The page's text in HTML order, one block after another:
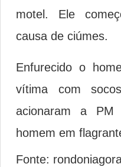
motel. Ele
causa de ciúmes.
Enfurecido o
vítima com
acionaram a
homem em
Fonte: